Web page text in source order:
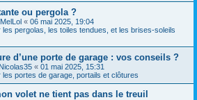
ou pergola ?
« 06 mai 2025, 19:04
les pergolas, les toiles tendues, et les brises-soleils
d’une porte de garage : vos conseils ?
Nicolas35 « 01 mai 2025, 15:31
les portes de garage, portails et clôtures
volet ne tient pas dans le treuil